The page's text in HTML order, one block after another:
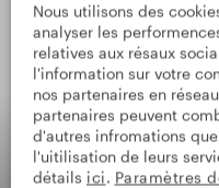
Nous utilisons des
analyser les
relatives aux résaux
l'information sur votre
nos partenaires en
partenaires peuvent
d'autres infromations
l'uitilisation de leurs
détails ici. Paramètres